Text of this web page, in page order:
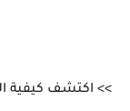
>> اكتشف كيفية